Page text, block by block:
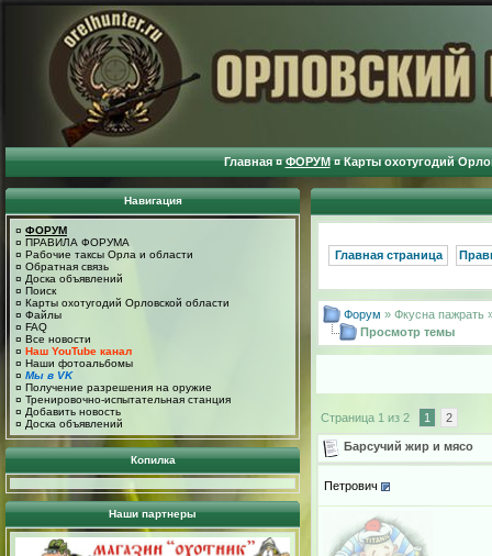
Главная ¤ ФОРУМ ¤ Карты охотугодий
Навигация
¤ ФОРУМ
¤ ПРАВИЛА ФОРУМА
¤ Рабочие таксы Орла и области
¤ Обратная связь
¤ Доска объявлений
¤ Поиск
¤ Карты охотугодий Орловской области
¤ Файлы
¤ FAQ
¤ Все новости
¤ Наш YouTube канал
¤ Наши фотоальбомы
¤ Мы в VK
¤ Получение разрешения на оружие
¤ Тренировочно-испытательная станция
¤ Добавить новость
¤ Доска объявлений
Копилка
Наши партнеры
Главная страница
Форум » Фкусна пажрать
Просмотр темы
Страница 1 из 2 1 2
Барсучий жир и мясо
Петрович